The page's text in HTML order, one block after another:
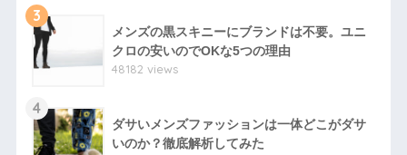
3
メンズの黒スキニーにブランドは不要。ユニ
クロの安いのでOKな5つの理由
48182 views
4
ダサいメンズファッションは一体どこがダサ
いのか？徹底解析してみた